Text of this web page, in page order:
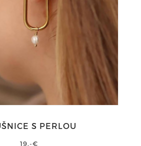
S PERLOU
19,-€